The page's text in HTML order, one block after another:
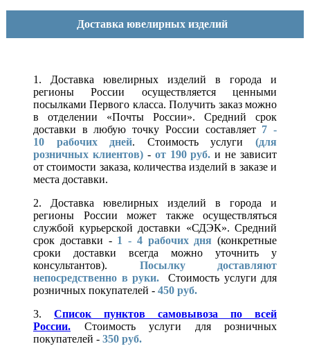
Доставка ювелирных изделий
1. Доставка ювелирных изделий в города и
регионы России осуществляется ценными
посылками Первого класса. Получить заказ можно
в отделении «Почты России». Средний срок
доставки в любую точку России составляет 7 -
10 рабочих дней. Стоимость услуги(для
розничных клиентов)- от 190 руб. и не зависит
от стоимости заказа, количества изделий в заказе и
места доставки.
2. Доставка ювелирных изделий в города и
регионы России может также осуществляться
службой курьерской доставки «СДЭК». Средний
срок доставки - 1 - 4 рабочих дня (конкретные
сроки доставки всегда можно уточнить у
консультантов). Посылку доставляют
непосредственно в руки.
Стоимость услуги для
розничных покупателей - 450 руб.
3. Список пунктов самовывоза по всей
России.
Стоимость услуги для розничных
покупателей - 350 руб.